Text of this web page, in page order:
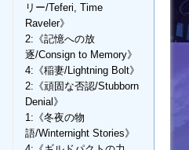
リー/Teferi, Time
Raveler》
2:《記憶への放
逐/Consign to Memory》
4:《稲妻/Lightning Bolt》
2:《頑固な否認/Stubborn
Denial》
1:《冬夜の物
語/Winternight Stories》